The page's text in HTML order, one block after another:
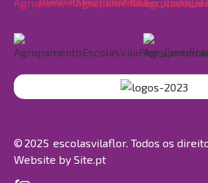
© 2025 escolasvilaflor. Todos os
Website by Site.pt